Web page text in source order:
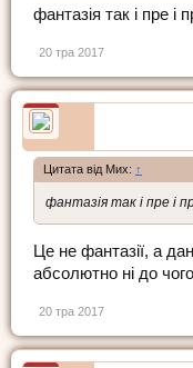
фантазія так і пре і
20 тра 2017
Цитата від Мих: ↑
фантазія так і пре і
Це не фантазії, а
абсолютно ні до
20 тра 2017